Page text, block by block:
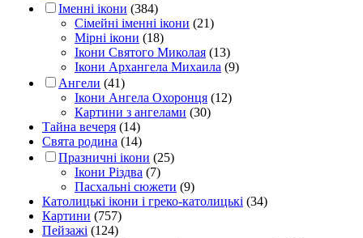
Іменні ікони (384)
Сімейні іменні ікони (21)
Мірні ікони (18)
Ікони Святого Миколая (13)
Ікони Архангела Михаила (9)
Ангели (41)
Ікони Ангела Охоронця (12)
Картини з ангелами (30)
Тайна вечеря (14)
Свята родина (14)
Празничні ікони (25)
Ікони Різдва (7)
Пасхальні сюжети (9)
Католицькі ікони і греко-католицькі (34)
Картини (757)
Пейзажі (124)